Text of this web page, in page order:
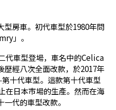
房車。初代車型於1980年問
」。
代車型登場，車名中的Celica
經八次全面改款，於2017年
十代車型。這款第十代車型
在日本市場的生產。然而在海
代的車型改款。